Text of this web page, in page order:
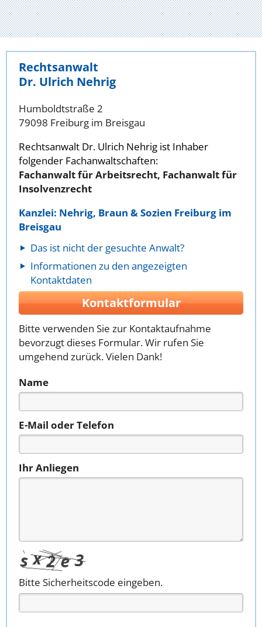
Rechtsanwalt
Dr. Ulrich Nehrig
Humboldtstraße 2
79098 Freiburg im Breisgau
Rechtsanwalt Dr. Ulrich Nehrig ist Inhaber
folgender Fachanwaltschaften:
Fachanwalt für Arbeitsrecht, Fachanwalt für
Insolvenzrecht
Kanzlei: Nehrig, Braun & Sozien Freiburg im
Breisgau
Das ist nicht der gesuchte Anwalt?
Informationen zu den angezeigten
Kontaktdaten
Kontaktformular
Bitte verwenden Sie zur Kontaktaufnahme
bevorzugt dieses Formular. Wir rufen Sie
umgehend zurück. Vielen Dank!
Name
E-Mail oder Telefon
Ihr Anliegen
Bitte Sicherheitscode eingeben.